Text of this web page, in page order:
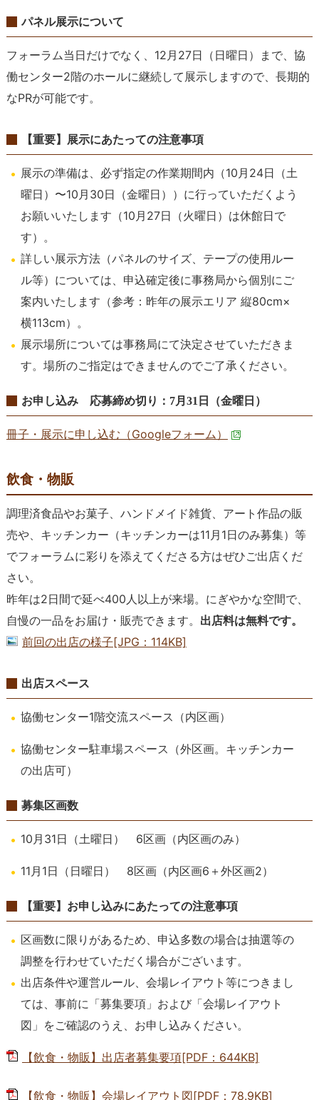
パネル展示について
フォーラム当日だけでなく、12月27日（日曜日）まで、協
働センター2階のホールに継続して展示しますので、長期的
なPRが可能です。
【重要】展示にあたっての注意事項
展示の準備は、必ず指定の作業期間内（10月24日（土
曜日）〜10月30日（金曜日））に行っていただくよう
お願いいたします（10月27日（火曜日）は休館日で
す）。
詳しい展示方法（パネルのサイズ、テープの使用ルー
ル等）については、申込確定後に事務局から個別にご
案内いたします（参考：昨年の展示エリア 縦80cm×
横113cm）。
展示場所については事務局にて決定させていただきま
す。場所のご指定はできませんのでご了承ください。
お申し込み 応募締め切り：7月31日（金曜日）
冊子・展示に申し込む（Googleフォーム）
飲食・物販
調理済食品やお菓子、ハンドメイド雑貨、アート作品の販
売や、キッチンカー（キッチンカーは11月1日のみ募集）等
でフォーラムに彩りを添えてくださる方はぜひご出店くだ
さい。
昨年は2日間で延べ400人以上が来場。にぎやかな空間で、
自慢の一品をお届け・販売できます。 出店料は無料です。
前回の出店の様子[JPG：114KB]
出店スペース
協働センター1階交流スペース（内区画）
協働センター駐車場スペース（外区画。キッチンカー
の出店可）
募集区画数
10月31日（土曜日） 6区画（内区画のみ）
11月1日（日曜日） 8区画（内区画6＋外区画2）
【重要】お申し込みにあたっての注意事項
区画数に限りがあるため、申込多数の場合は抽選等の
調整を行わせていただく場合がございます。
出店条件や運営ルール、会場レイアウト等につきまし
ては、事前に「募集要項」および「会場レイアウト
図」をご確認のうえ、お申し込みください。
【飲食・物販】出店者募集要項[PDF：644KB]
【飲食・物販】会場レイアウト図[PDF：78.9KB]